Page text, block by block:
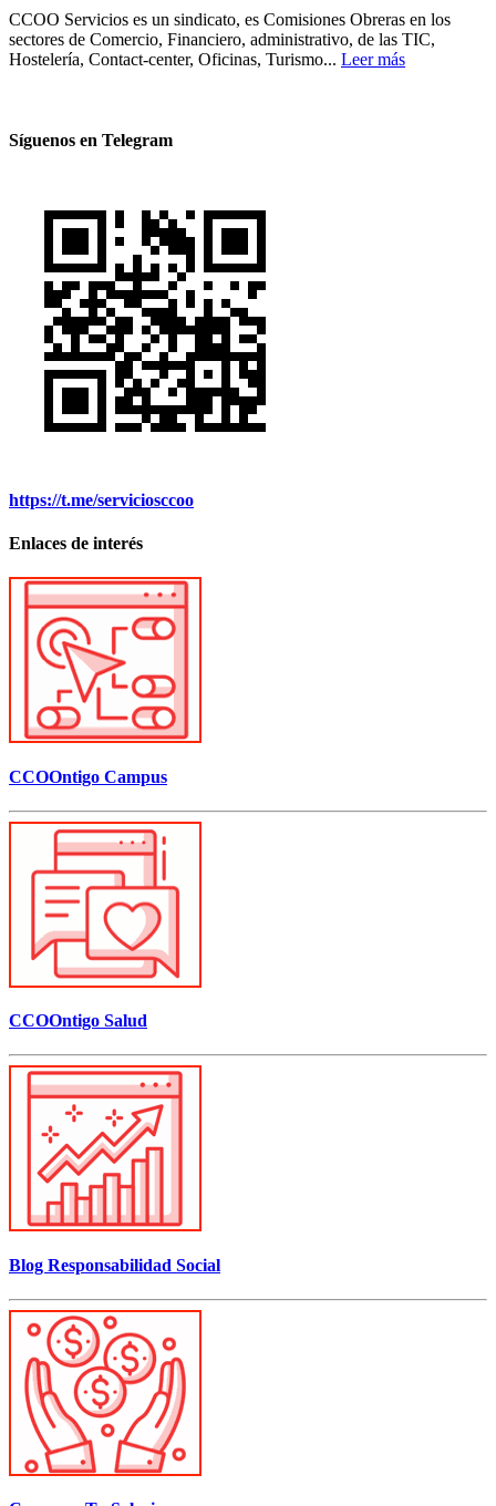
CCOO Servicios es un sindicato, es Comisiones Obreras en los
sectores de Comercio, Financiero, administrativo, de las TIC,
Hostelería, Contact-center, Oficinas, Turismo... Leer más
Síguenos en Telegram
https://t.me/serviciosccoo
Enlaces de interés
CCOOntigo Campus
CCOOntigo Salud
Blog Responsabilidad Social